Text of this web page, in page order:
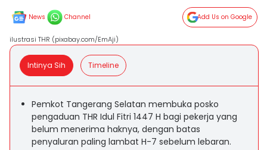
News Channel Add Us on Google
ilustrasi THR (pixabay.com/EmAji)
Intinya Sih Timeline
Pemkot Tangerang Selatan membuka posko
pengaduan THR Idul Fitri 1447 H bagi pekerja yang
belum menerima haknya, dengan batas
penyaluran paling lambat H-7 sebelum lebaran.